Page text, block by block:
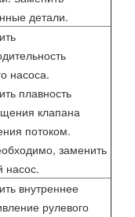
детали.
насоса.
плавность
клапана
потоком.
заменить
насос.
внутреннее
рулевого